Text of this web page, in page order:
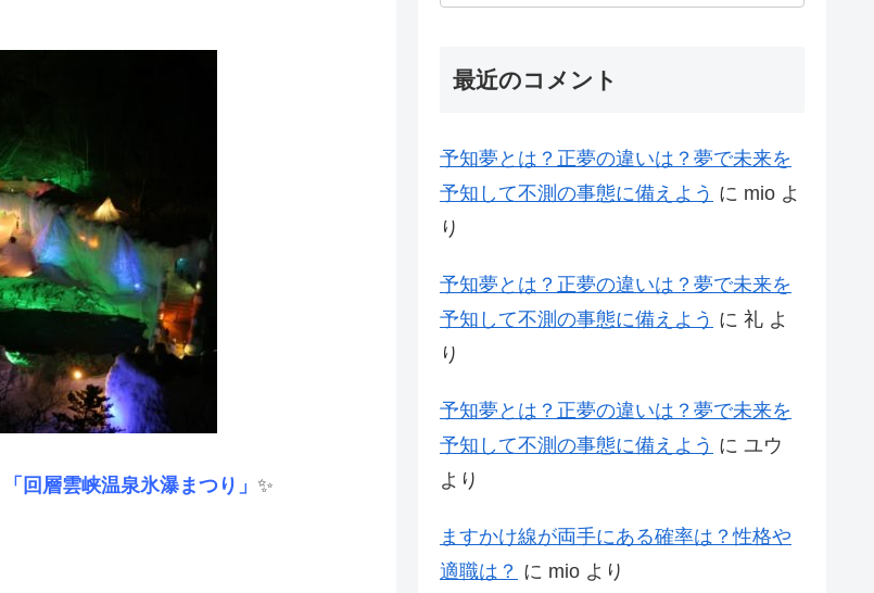
「回層雲峡温泉氷瀑まつり」 ✨
最近のコメント
予知夢とは？正夢の違いは？夢で未来を
予知して不測の事態に備えよう に mio よ
り
予知夢とは？正夢の違いは？夢で未来を
予知して不測の事態に備えよう に 礼 よ
り
予知夢とは？正夢の違いは？夢で未来を
予知して不測の事態に備えよう に ユウ
より
ますかけ線が両手にある確率は？性格や
適職は？ に mio より